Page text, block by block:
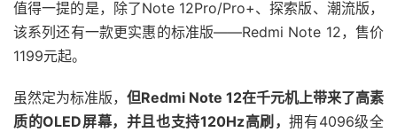
值得一提的是，除了Note 12Pro/Pro+、探索版、潮流版，
该系列还有一款更实惠的标准版——Redmi Note 12，售价
1199元起。
虽然定为标准版， 但Redmi Note 12在千元机上带来了高素
质的OLED屏幕，并且也支持120Hz高刷，拥有4096级全